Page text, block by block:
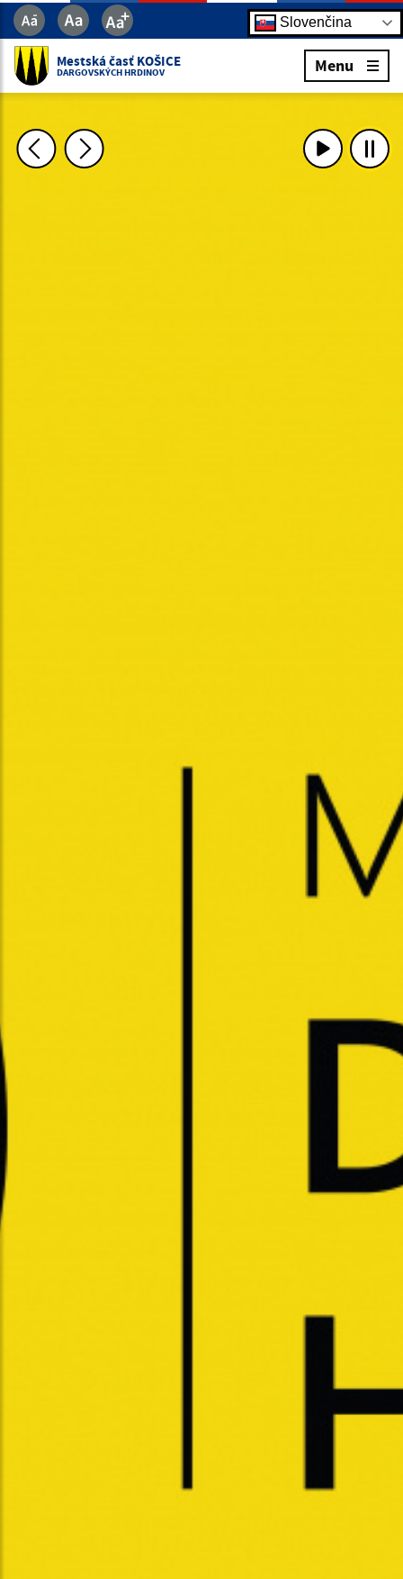
Slovenčina
Mestská časť KOŠICE
DARGOVSKÝCH HRDINOV Menu